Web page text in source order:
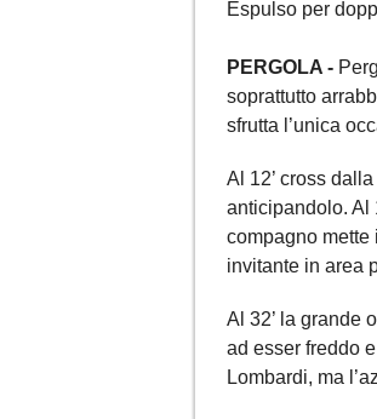
Espulso per
PERGOLA -
soprattutto
sfrutta l’unica
Al 12’ cross
anticipandolo. Al
compagno mette
invitante in area
Al 32’ la grande
ad esser freddo
Lombardi, ma